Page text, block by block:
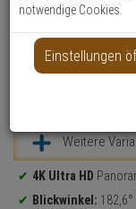
Weitere
4K Ultra HD
Blickwinkel:
notwendige Cookies.
Einstellungen